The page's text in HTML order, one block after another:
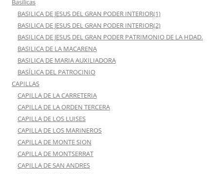
BASILICA DE JESUS DEL GRAN PODER INTERIOR(1)
BASILICA DE JESUS DEL GRAN PODER INTERIOR(2)
BASILICA DE JESUS DEL GRAN PODER PATRIMONIO DE LA HDAD.
BASILICA DE LA MACARENA
BASILICA DE MARIA AUXILIADORA
BASÍLICA DEL PATROCINIO
CAPILLAS
CAPILLA DE LA CARRETERIA
CAPILLA DE LA ORDEN TERCERA
CAPILLA DE LOS LUISES
CAPILLA DE LOS MARINEROS
CAPILLA DE MONTE SION
CAPILLA DE MONTSERRAT
CAPILLA DE SAN ANDRES